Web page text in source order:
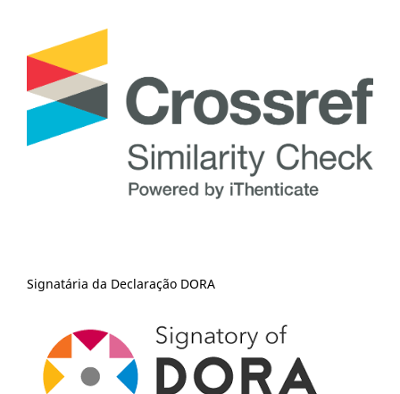
Signatária da Declaração DORA